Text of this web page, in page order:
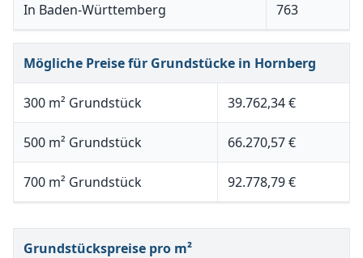
In Baden-Württemberg 763
Mögliche Preise für Grundstücke in Hornberg
300 m² Grundstück 39.762,34 €
500 m² Grundstück 66.270,57 €
700 m² Grundstück 92.778,79 €
Grundstückspreise pro m²